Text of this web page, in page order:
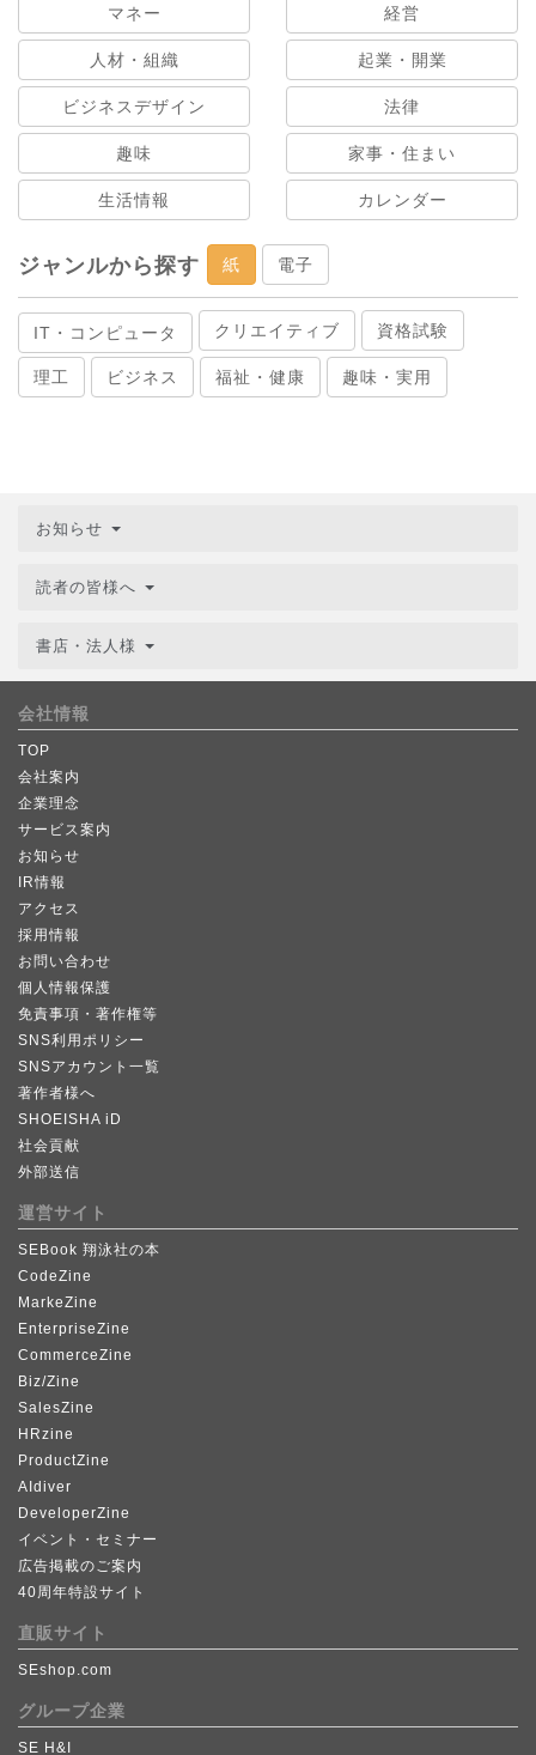
マネー 経営
人材・組織 起業・開業
ビジネスデザイン 法律
趣味 家事・住まい
生活情報 カレンダー
ジャンルから探す 紙 電子
IT・コンピュータ クリエイティブ 資格試験
理工 ビジネス 福祉・健康 趣味・実用
お知らせ
読者の皆様へ
書店・法人様
会社情報
TOP
会社案内
企業理念
サービス案内
お知らせ
IR情報
アクセス
採用情報
お問い合わせ
個人情報保護
免責事項・著作権等
SNS利用ポリシー
SNSアカウント一覧
著作者様へ
SHOEISHA iD
社会貢献
外部送信
運営サイト
SEBook 翔泳社の本
CodeZine
MarkeZine
EnterpriseZine
CommerceZine
Biz/Zine
SalesZine
HRzine
ProductZine
AIdiver
DeveloperZine
イベント・セミナー
広告掲載のご案内
40周年特設サイト
直販サイト
SEshop.com
グループ企業
SE H&I